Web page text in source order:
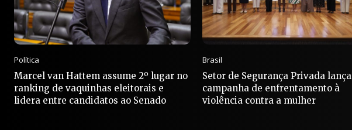
Política
Marcel van Hattem assume 2º lugar no
ranking de vaquinhas eleitorais e
lidera entre candidatos ao Senado
Brasil
Setor de Segurança Privada lança
campanha de enfrentamento à
violência contra a mulher